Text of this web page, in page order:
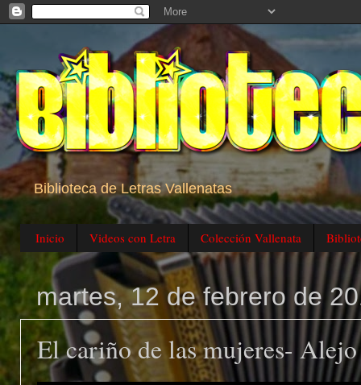
Biblioteca de Letras Vallenatas
Inicio Videos con Letra Colección Vallenata
martes, 12 de febrero de
El cariño de las mujeres-